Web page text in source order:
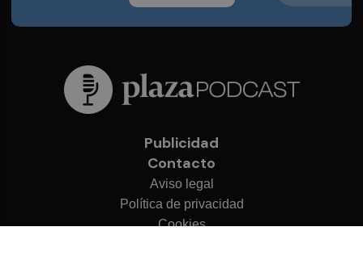
Publicidad
Contacto
Aviso legal
Política de privacidad
Cookies